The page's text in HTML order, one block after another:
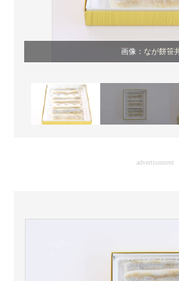
企業ITのトレンドを詳説
経営リーダーのコミュニティ
マーケ×ITの今がよく分かる
ITエンジニア向け専門サイト
エレクトロニクス専門サイト
画像： なが餅笹
advertisement